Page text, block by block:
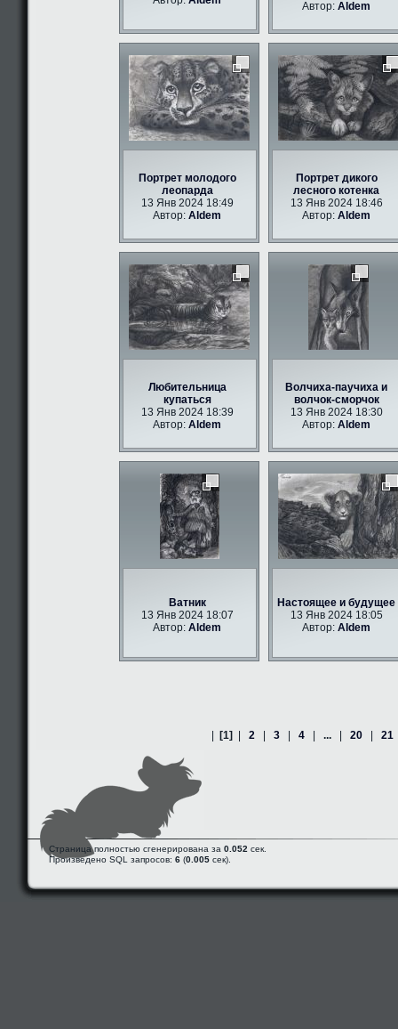
Автор:Aldem
Портрет молодого
леопарда
13 Янв 2024 18:49
Автор:Aldem
Портрет дикого
лесного котенка
13 Янв 2024 18:46
Автор:Aldem
Любительница
купаться
13 Янв 2024 18:39
Автор:Aldem
Волчиха-паучиха и
волчок-сморчок
13 Янв 2024 18:30
Автор:Aldem
Ватник
13 Янв 2024 18:07
Автор:Aldem
Настоящее и будущее
13 Янв 2024 18:05
Автор:Aldem
[1] 2 3 4 ... 20 21
Страница полностью сгенерирована за 0.052 сек.
Произведено SQL запросов: 6 (0.005 сек).